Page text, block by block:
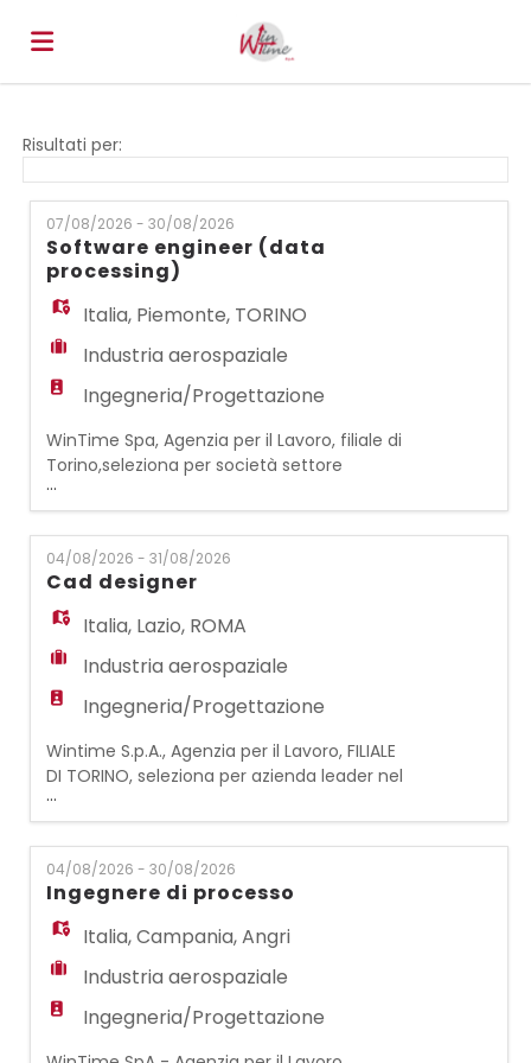
Offerte
di
lavoro
Carica
il
CV
Login
Lingua
EN
FR
IT
DE
ES
PT
Risultati per:
07/08/2026 - 30/08/2026
Software engineer (data
processing)
Italia, Piemonte, TORINO
Industria aerospaziale
Ingegneria/Progettazione
WinTime Spa, Agenzia per il Lavoro, filiale di
Torino,seleziona per società settore
aerospace un Software Engineer (Data
Processing) che farà parte del team che si
occupa di tutti gli aspetti ingegneristici dello
sviluppo, dell'implementazione e della
manutenzione dei sistemi di elaborazione
dati software. Principali attività :
Progettazione di
...
04/08/2026 - 31/08/2026
Cad designer
Italia, Lazio, ROMA
Industria aerospaziale
Ingegneria/Progettazione
Wintime S.p.A., Agenzia per il Lavoro, FILIALE
DI TORINO, seleziona per azienda leader nel
settore aerospaziale con sede a Roma CAD
DESIGNER La figura ricercata sarà inserita nel
reparto Antenne, lavorerà a stretto
contatto con ingegneri strutturali, termici,
di radiofrequenza, supportando
l'identificazione di soluzioni meccaniche e
la progettazi
...
04/08/2026 - 30/08/2026
Ingegnere di processo
Italia,Campania,Angri
Industria aerospaziale
Ingegneria/Progettazione